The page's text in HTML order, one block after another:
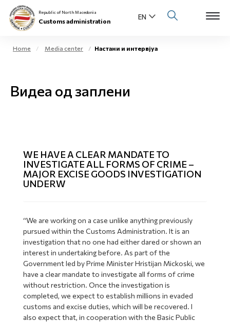
Individuals
E-Customs
Media center
Newsletter
Republic of North Macedonia
Customs administration
Home Media center Настани и интервјуа
Видеа од заплени
WE HAVE A CLEAR MANDATE TO
INVESTIGATE ALL FORMS OF CRIME –
MAJOR EXCISE GOODS INVESTIGATION
UNDERW
“We are working on a case unlike anything previously
pursued within the Customs Administration. It is an
investigation that no one had either dared or shown an
interest in undertaking before. As part of the
Government led by Prime Minister Hristijan Mickoski, we
have a clear mandate to investigate all forms of crime
without restriction. Once the investigation is
completed, we expect to establish millions in evaded
customs and excise duties, which will be recovered. I
also expect that, in cooperation with the Basic Public